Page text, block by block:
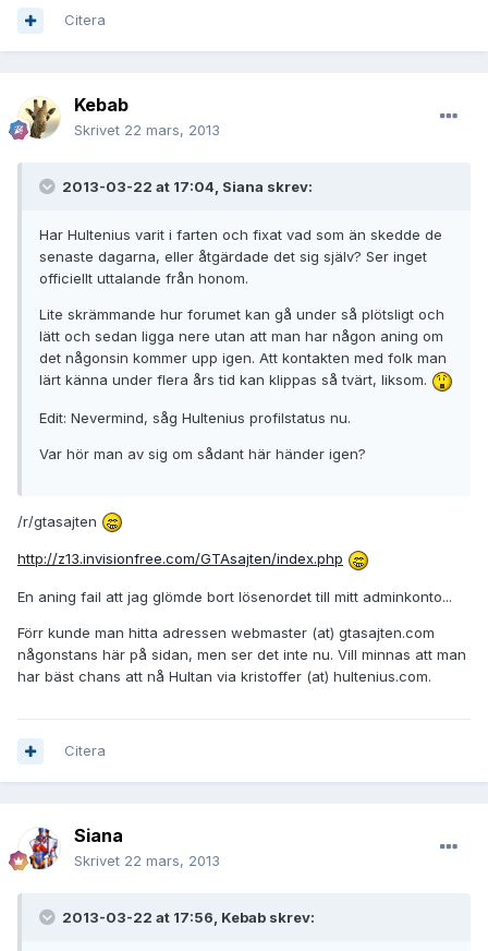
Citera
Kebab
Skrivet 22 mars, 2013
2013-03-22 at 17:04, Siana skrev:
Har Hultenius varit i farten och fixat vad som än skedde de
senaste dagarna, eller åtgärdade det sig själv? Ser inget
officiellt uttalande från honom.
Lite skrämmande hur forumet kan gå under så plötsligt och
lätt och sedan ligga nere utan att man har någon aning om
det någonsin kommer upp igen. Att kontakten med folk man
lärt känna under flera års tid kan klippas så tvärt, liksom.
Edit: Nevermind, såg Hultenius profilstatus nu.
Var hör man av sig om sådant här händer igen?
/r/gtasajten
http://z13.invisionfree.com/GTAsajten/index.php
En aning fail att jag glömde bort lösenordet till mitt adminkonto...
Förr kunde man hitta adressen webmaster (at) gtasajten.com
någonstans här på sidan, men ser det inte nu. Vill minnas att man
har bäst chans att nå Hultan via kristoffer (at) hultenius.com.
Citera
Siana
Skrivet 22 mars, 2013
2013-03-22 at 17:56, Kebab skrev: